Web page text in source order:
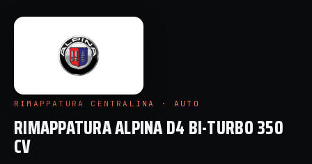
RIMAPPATURA CENTRALINA · AUTO
RIMAPPATURA ALPINA D4 BI-TURBO 350
CV